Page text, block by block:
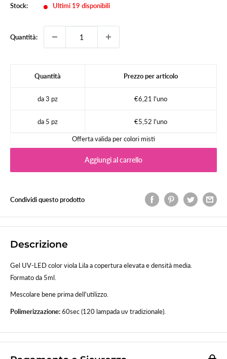
Stock: Ultimi 19 disponibili
Quantità:
Quantità Prezzo per articolo
da 3 pz €6,21 l'uno
da 5 pz €5,52 l'uno
Offerta valida per colori misti
Aggiungi al carrello
Condividi questo prodotto
Descrizione
Gel UV-LED color viola Lila a copertura elevata e densità media.
Formato da 5ml.
Mescolare bene prima dell'utilizzo.
Polimerizzazione:60sec (120 lampada uv tradizionale).